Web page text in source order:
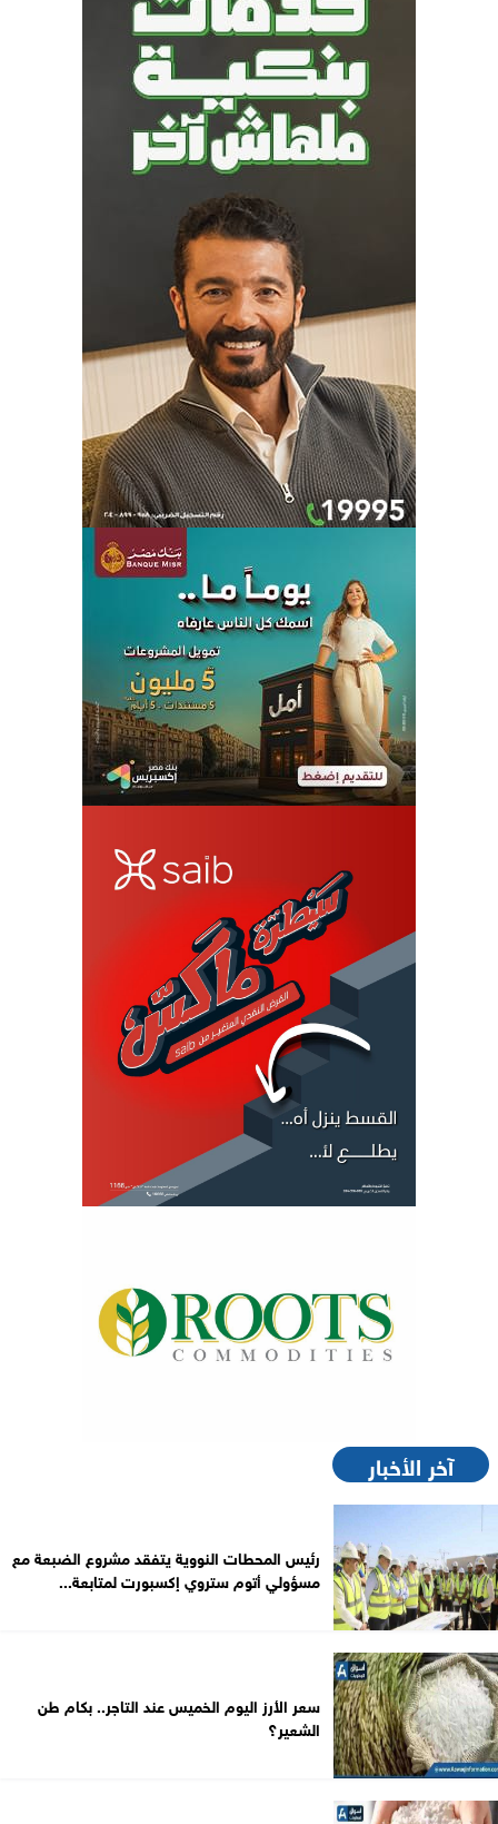
آخر الأخبار
رئيس المحطات النووية يتفقد مشروع الضبعة مع
مسؤولي أتوم ستروي إكسبورت لمتابعة...
سعر الأرز اليوم الخميس عند التاجر.. بكام طن
الشعير؟